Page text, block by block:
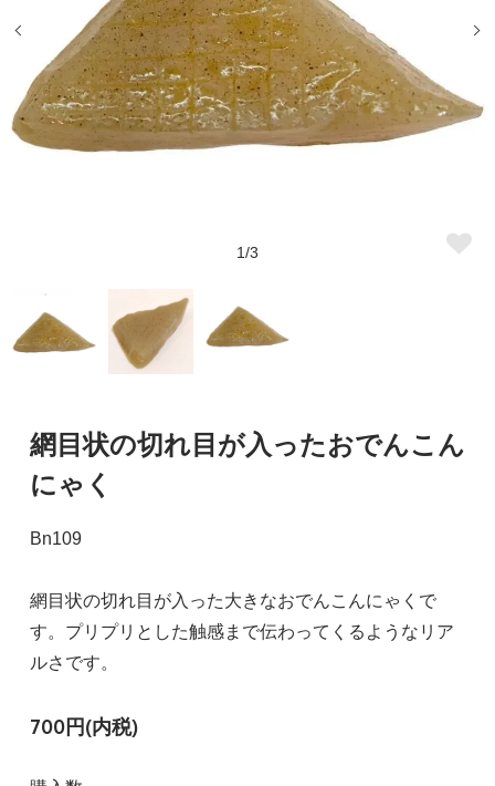
1/3
網目状の切れ目が入ったおでんこん
にゃく
Bn109
網目状の切れ目が入った大きなおでんこんにゃくで
す。プリプリとした触感まで伝わってくるようなリア
ルさです。
700円(内税)